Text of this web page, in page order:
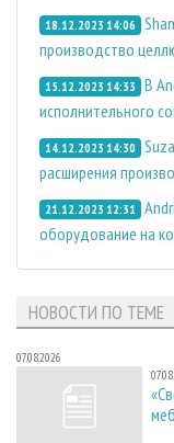
18.12.2023 14:06
производство
15.12.2023 14:33 В
исполнительного
14.12.2023 14:30
расширения
21.12.2023 12:31
оборудование на
НОВОСТИ ПО ТЕМЕ
07.08.2026